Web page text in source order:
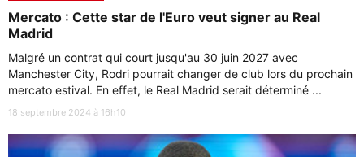
Mercato : Cette star de l'Euro veut signer au Real
Madrid
Malgré un contrat qui court jusqu'au 30 juin 2027 avec
Manchester City, Rodri pourrait changer de club lors du prochain
mercato estival. En effet, le Real Madrid serait déterminé ...
18 septembre 2024 à 16h10